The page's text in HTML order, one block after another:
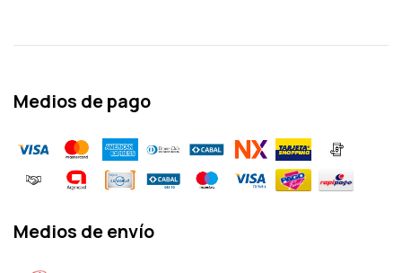
Medios de pago
Medios de envío